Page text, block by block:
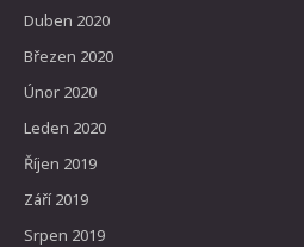
Duben 2020
Březen 2020
Únor 2020
Leden 2020
Říjen 2019
Září 2019
Srpen 2019